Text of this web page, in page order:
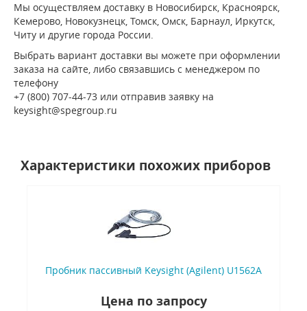
Мы осуществляем доставку в Новосибирск, Красноярск,
Кемерово, Новокузнецк, Томск, Омск, Барнаул, Иркутск,
Читу и другие города России.
Выбрать вариант доставки вы можете при оформлении
заказа на сайте, либо связавшись с менеджером по
телефону
+7 (800) 707-44-73 или отправив заявку на
keysight@spegroup.ru
Характеристики похожих приборов
Пробник пассивный Keysight (Agilent) U1562A
Цена по запросу